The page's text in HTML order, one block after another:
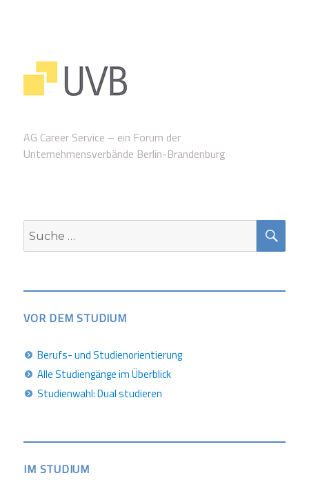
AG Career Service – ein Forum der
Unternehmensverbände Berlin-Brandenburg
Suche
nach:
VOR DEM STUDIUM
Berufs- und Studienorientierung
Alle Studiengänge im Überblick
Studienwahl: Dual studieren
IM STUDIUM